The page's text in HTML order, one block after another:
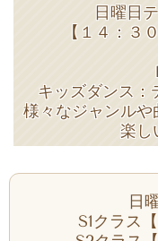
日曜日
【１４：３
キッズダンス：
様々なジャンル
楽し
日
S1クラス